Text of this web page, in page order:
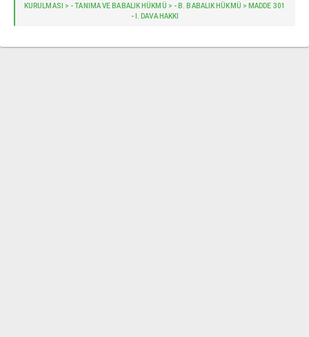
KURULMASI > - TANIMA VE BABALIK HÜKMÜ > - B. BABALIK HÜKMÜ > MADDE 301
- I. DAVA HAKKI